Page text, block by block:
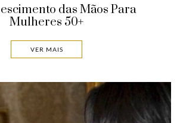
das Mãos Para
Mulheres 50+
VER MAIS